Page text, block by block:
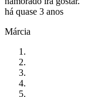
há quase 3 anos
Márcia